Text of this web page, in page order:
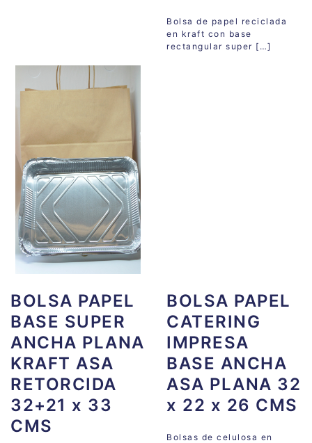
Bolsa de papel reciclada
en kraft con base
rectangular super […]
BOLSA PAPEL
BASE SUPER
ANCHA PLANA
KRAFT ASA
RETORCIDA
32+21 x 33
CMS
BOLSA PAPEL
CATERING
IMPRESA
BASE ANCHA
ASA PLANA 32
x 22 x 26 CMS
Bolsas de celulosa en